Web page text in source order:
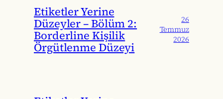
Etiketler Yerine
Düzeyler – Bölüm 2:
Borderline Kişilik
Örgütlenme Düzeyi
26
Temmuz
2026